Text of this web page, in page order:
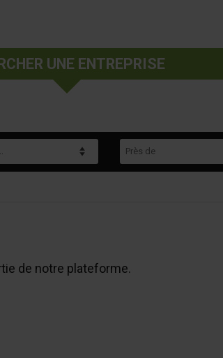
UNE ENTREPRISE
de notre plateforme.